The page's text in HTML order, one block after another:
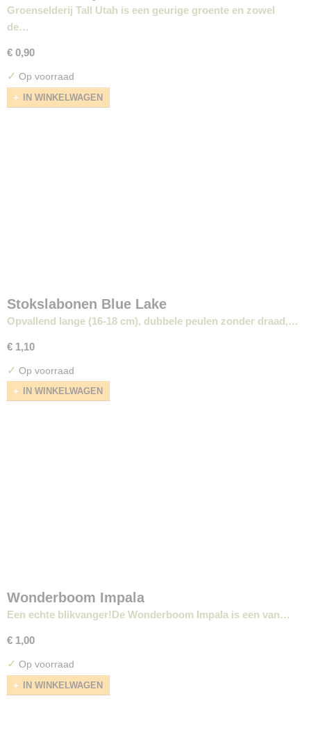
Groenselderij Tall Utah is een geurige groente en zowel
de…
€ 0,90
✓ Op voorraad
IN WINKELWAGEN
Stokslabonen Blue Lake
Opvallend lange (16-18 cm), dubbele peulen zonder draad,…
€ 1,10
✓ Op voorraad
IN WINKELWAGEN
Wonderboom Impala
Een echte blikvanger!De Wonderboom Impala is een van…
€ 1,00
✓ Op voorraad
IN WINKELWAGEN